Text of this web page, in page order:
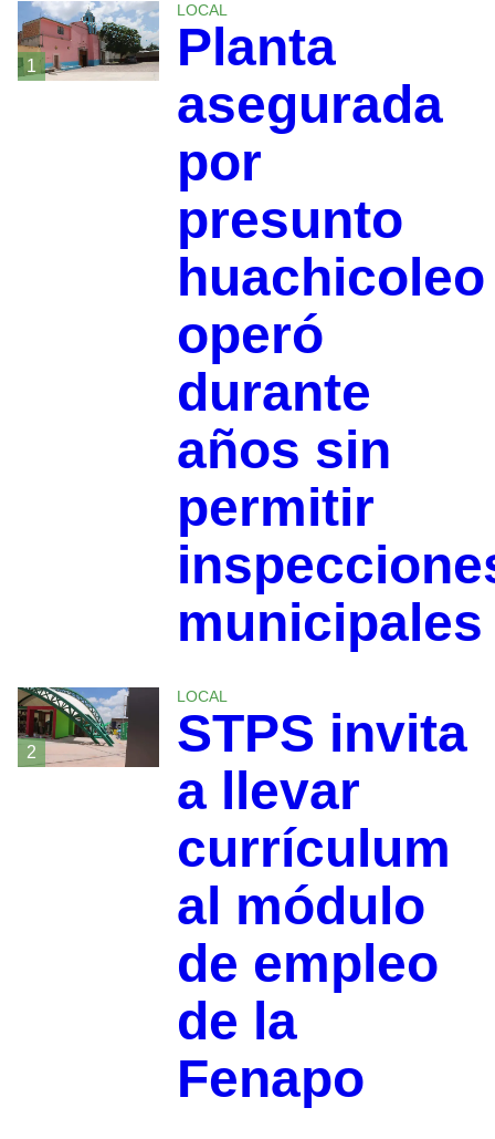
1
LOCAL
Planta
asegurada
por
presunto
huachicoleo
operó
durante
años sin
permitir
municipales
2
LOCAL
STPS invita
a llevar
currículum
al módulo
de empleo
de la
Fenapo